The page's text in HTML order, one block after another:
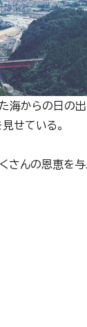
海からの日の出
せている。
んの恩恵を与